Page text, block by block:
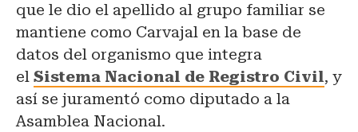
que le dio el apellido al grupo familiar se
mantiene como Carvajal en la base de
datos del organismo que integra
el Sistema Nacional de Registro Civil, y
así se juramentó como diputado a la
Asamblea Nacional.